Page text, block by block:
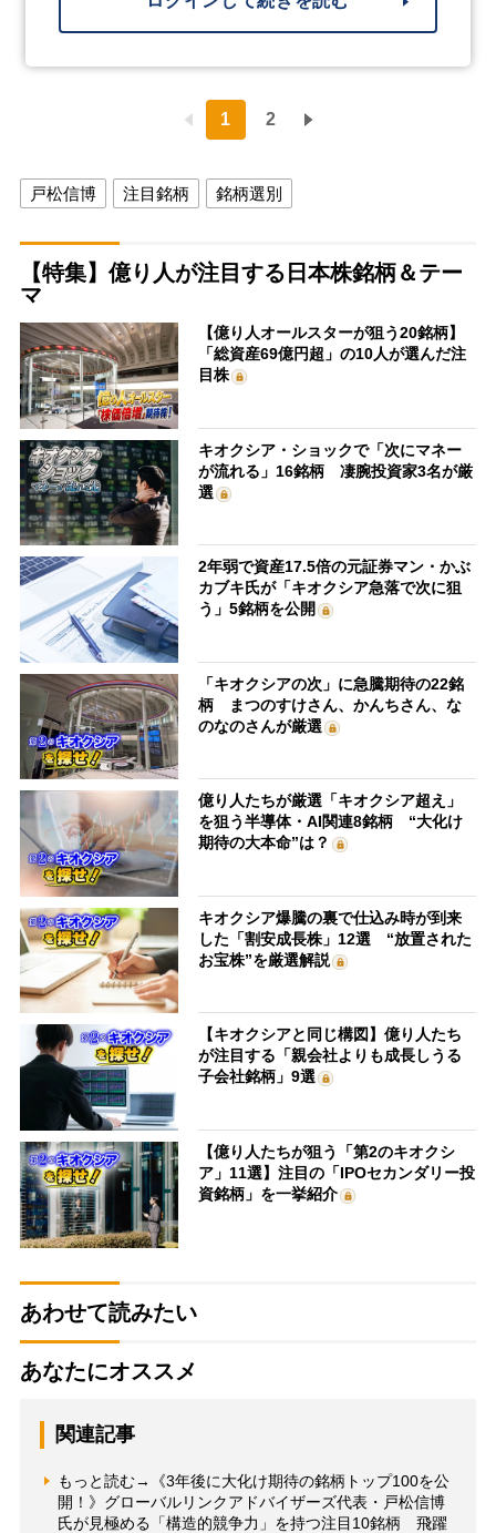
1 2
戸松信博 注目銘柄 銘柄選別
【特集】億り人が注目する日本株銘柄＆テー
マ
【億り人オールスターが狙う20銘柄】
「総資産69億円超」の10人が選んだ注
目株
キオクシア・ショックで「次にマネー
が流れる」16銘柄 凄腕投資家3名が厳
選
2年弱で資産17.5倍の元証券マン・かぶ
カブキ氏が「キオクシア急落で次に狙
う」5銘柄を公開
「キオクシアの次」に急騰期待の22銘
柄 まつのすけさん、かんちさん、な
のなのさんが厳選
億り人たちが厳選「キオクシア超え」
を狙う半導体・AI関連8銘柄 “大化け
期待の大本命”は？
キオクシア爆騰の裏で仕込み時が到来
した「割安成長株」12選 “放置された
お宝株”を厳選解説
【キオクシアと同じ構図】億り人たち
が注目する「親会社よりも成長しうる
子会社銘柄」9選
【億り人たちが狙う「第2のキオクシ
ア」11選】注目の「IPOセカンダリー投
資銘柄」を一挙紹介
あわせて読みたい
あなたにオススメ
関連記事
もっと読む→《3年後に大化け期待の銘柄トップ100を公
開！》グローバルリンクアドバイザーズ代表・戸松信博
氏が見極める「構造的競争力」を持つ注目10銘柄 飛躍